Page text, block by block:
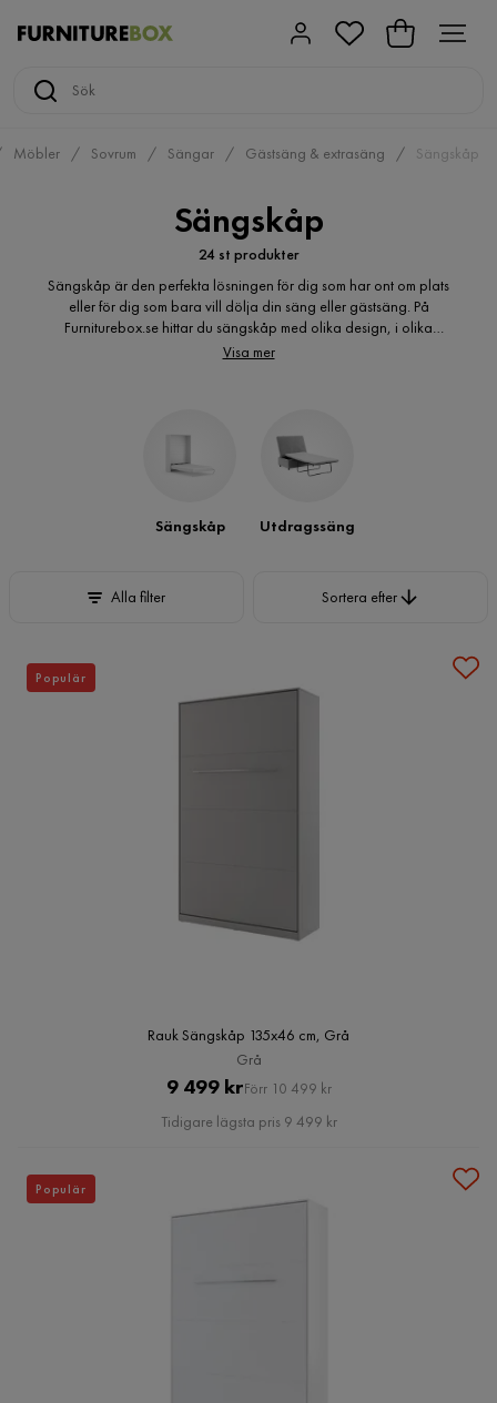
Möbler Sovrum Sängar Gästsäng & extrasäng Sängskåp
Sängskåp
24 st produkter
Sängskåp är den perfekta lösningen för dig som har ont om plats
eller för dig som bara vill dölja din säng eller gästsäng. På
Furniturebox.se hittar du sängskåp med olika design, i olika
storlekar. Det finns även sängskåp som är byggda horisontellt
förvaring och det är en möjlighet att dekorera sängskåpet med
böcker, blommor eller andra inredningsdetaljer som fulländar ditt
hem. Sängskåpen från Furniturebox.se är lätta att dra ut vilket gör
fälla ut sängen på kvällen.
Visa mer
Sängskåp Utdragssäng
Alla filter Sortera efter
Rauk Sängskåp 135x46 cm, Grå
Grå
Pris
9 499 krOriginal
Pris
Förr 10 499 kr
Tidigare lägsta pris 9 499 kr
Populär
Populär